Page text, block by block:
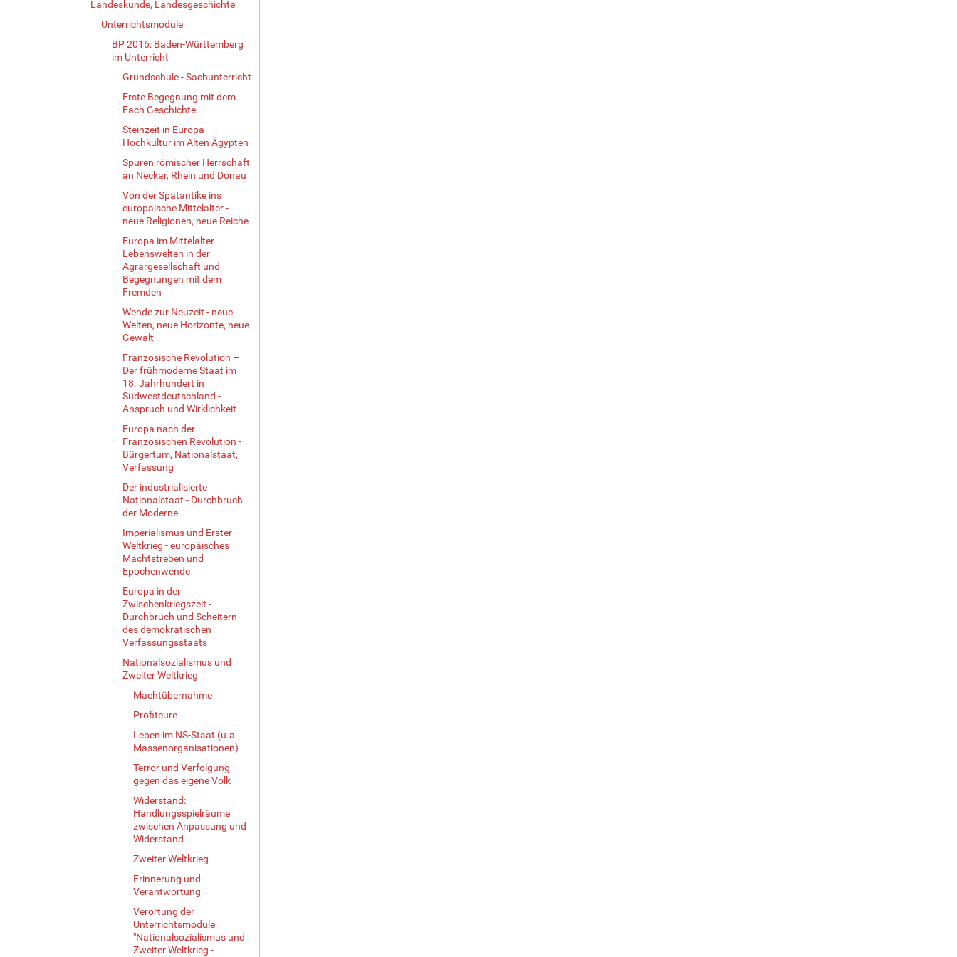
Landeskunde, Landesgeschichte
Unterrichtsmodule
BP 2016: Baden-Württemberg
im Unterricht
Grundschule - Sachunterricht
Erste Begegnung mit dem
Fach Geschichte
Steinzeit in Europa –
Hochkultur im Alten Ägypten
Spuren römischer Herrschaft
an Neckar, Rhein und Donau
Von der Spätantike ins
europäische Mittelalter -
neue Religionen, neue Reiche
Europa im Mittelalter -
Lebenswelten in der
Agrargesellschaft und
Begegnungen mit dem
Fremden
Wende zur Neuzeit - neue
Welten, neue Horizonte, neue
Gewalt
Französische Revolution –
Der frühmoderne Staat im
18. Jahrhundert in
Südwestdeutschland -
Anspruch und Wirklichkeit
Europa nach der
Französischen Revolution -
Bürgertum, Nationalstaat,
Verfassung
Der industrialisierte
Nationalstaat - Durchbruch
der Moderne
Imperialismus und Erster
Weltkrieg - europäisches
Machtstreben und
Epochenwende
Europa in der
Zwischenkriegszeit -
Durchbruch und Scheitern
des demokratischen
Verfassungsstaats
Nationalsozialismus und
Zweiter Weltkrieg
Machtübernahme
Profiteure
Leben im NS-Staat (u.a.
Massenorganisationen)
Terror und Verfolgung -
gegen das eigene Volk
Widerstand:
Handlungsspielräume
zwischen Anpassung und
Widerstand
Zweiter Weltkrieg
Erinnerung und
Verantwortung
Verortung der
Unterrichtsmodule
"Nationalsozialismus und
Zweiter Weltkrieg -